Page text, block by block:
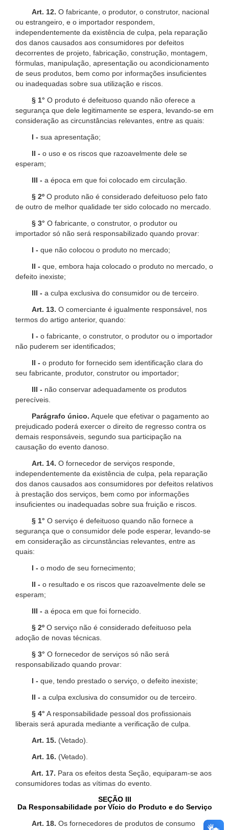
Art. 12. O fabricante, o produtor, o construtor, nacional
ou estrangeiro, e o importador respondem,
independentemente da existência de culpa, pela reparação
dos danos causados aos consumidores por defeitos
decorrentes de projeto, fabricação, construção, montagem,
fórmulas, manipulação, apresentação ou acondicionamento
de seus produtos, bem como por informações insuficientes
ou inadequadas sobre sua utilização e riscos.
§ 1° O produto é defeituoso quando não oferece a
segurança que dele legitimamente se espera, levando-se em
consideração as circunstâncias relevantes, entre as quais:
I - sua apresentação;
II - o uso e os riscos que razoavelmente dele se
esperam;
III - a época em que foi colocado em circulação.
§ 2º O produto não é considerado defeituoso pelo fato
de outro de melhor qualidade ter sido colocado no mercado.
§ 3° O fabricante, o construtor, o produtor ou
importador só não será responsabilizado quando provar:
I - que não colocou o produto no mercado;
II - que, embora haja colocado o produto no mercado, o
defeito inexiste;
III - a culpa exclusiva do consumidor ou de terceiro.
Art. 13. O comerciante é igualmente responsável, nos
termos do artigo anterior, quando:
I - o fabricante, o construtor, o produtor ou o importador
não puderem ser identificados;
II - o produto for fornecido sem identificação clara do
seu fabricante, produtor, construtor ou importador;
III - não conservar adequadamente os produtos
perecíveis.
Parágrafo único. Aquele que efetivar o pagamento ao
prejudicado poderá exercer o direito de regresso contra os
demais responsáveis, segundo sua participação na
causação do evento danoso.
Art. 14. O fornecedor de serviços responde,
independentemente da existência de culpa, pela reparação
dos danos causados aos consumidores por defeitos relativos
à prestação dos serviços, bem como por informações
insuficientes ou inadequadas sobre sua fruição e riscos.
§ 1° O serviço é defeituoso quando não fornece a
segurança que o consumidor dele pode esperar, levando-se
em consideração as circunstâncias relevantes, entre as
quais:
I - o modo de seu fornecimento;
II - o resultado e os riscos que razoavelmente dele se
esperam;
III - a época em que foi fornecido.
§ 2º O serviço não é considerado defeituoso pela
adoção de novas técnicas.
§ 3° O fornecedor de serviços só não será
responsabilizado quando provar:
I - que, tendo prestado o serviço, o defeito inexiste;
II - a culpa exclusiva do consumidor ou de terceiro.
§ 4° A responsabilidade pessoal dos profissionais
liberais será apurada mediante a verificação de culpa.
Art. 15. (Vetado).
Art. 16. (Vetado).
Art. 17. Para os efeitos desta Seção, equiparam-se aos
consumidores todas as vítimas do evento.
SEÇÃO III
Da Responsabilidade por Vício do Produto e do Serviço
Art. 18. Os fornecedores de produtos de consumo